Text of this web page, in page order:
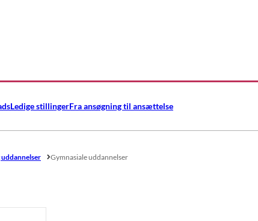
Ledige stillingerFra ansøgning til ansættelse
Gymnasiale uddannelser